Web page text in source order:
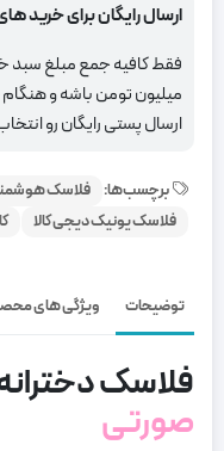
نیم
لیتری
-
صورتی
ارسال رایگان برای خرید های بالای 1
میلیون تومن باشه و
ارسال پستی رایگان رو
برچسب‌ها: فلاسک
فلاسک یونیک دیجی کالا
توضیحات ویژگی های
فلاسک
صورتی